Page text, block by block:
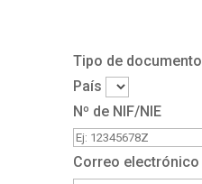
Tipo de documento
País
Nº de NIF/NIE
Correo electrónico